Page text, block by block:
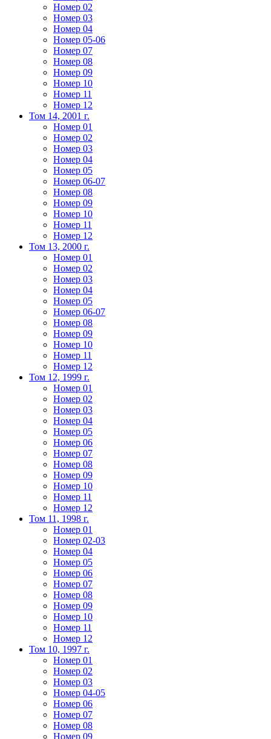
Номер 02
Номер 03
Номер 04
Номер 05-06
Номер 07
Номер 08
Номер 09
Номер 10
Номер 11
Номер 12
Том 14, 2001 г.
Номер 01
Номер 02
Номер 03
Номер 04
Номер 05
Номер 06-07
Номер 08
Номер 09
Номер 10
Номер 11
Номер 12
Том 13, 2000 г.
Номер 01
Номер 02
Номер 03
Номер 04
Номер 05
Номер 06-07
Номер 08
Номер 09
Номер 10
Номер 11
Номер 12
Том 12, 1999 г.
Номер 01
Номер 02
Номер 03
Номер 04
Номер 05
Номер 06
Номер 07
Номер 08
Номер 09
Номер 10
Номер 11
Номер 12
Том 11, 1998 г.
Номер 01
Номер 02-03
Номер 04
Номер 05
Номер 06
Номер 07
Номер 08
Номер 09
Номер 10
Номер 11
Номер 12
Том 10, 1997 г.
Номер 01
Номер 02
Номер 03
Номер 04-05
Номер 06
Номер 07
Номер 08
Номер 09